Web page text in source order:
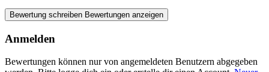
Bewertung schreiben Bewertungen anzeigen
Anmelden
Bewertungen können nur von angemeldeten Benutzern abgegeben